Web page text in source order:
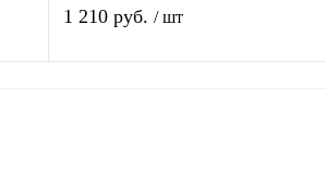
каналов, таймер, фонарик
1 210 руб. / шт